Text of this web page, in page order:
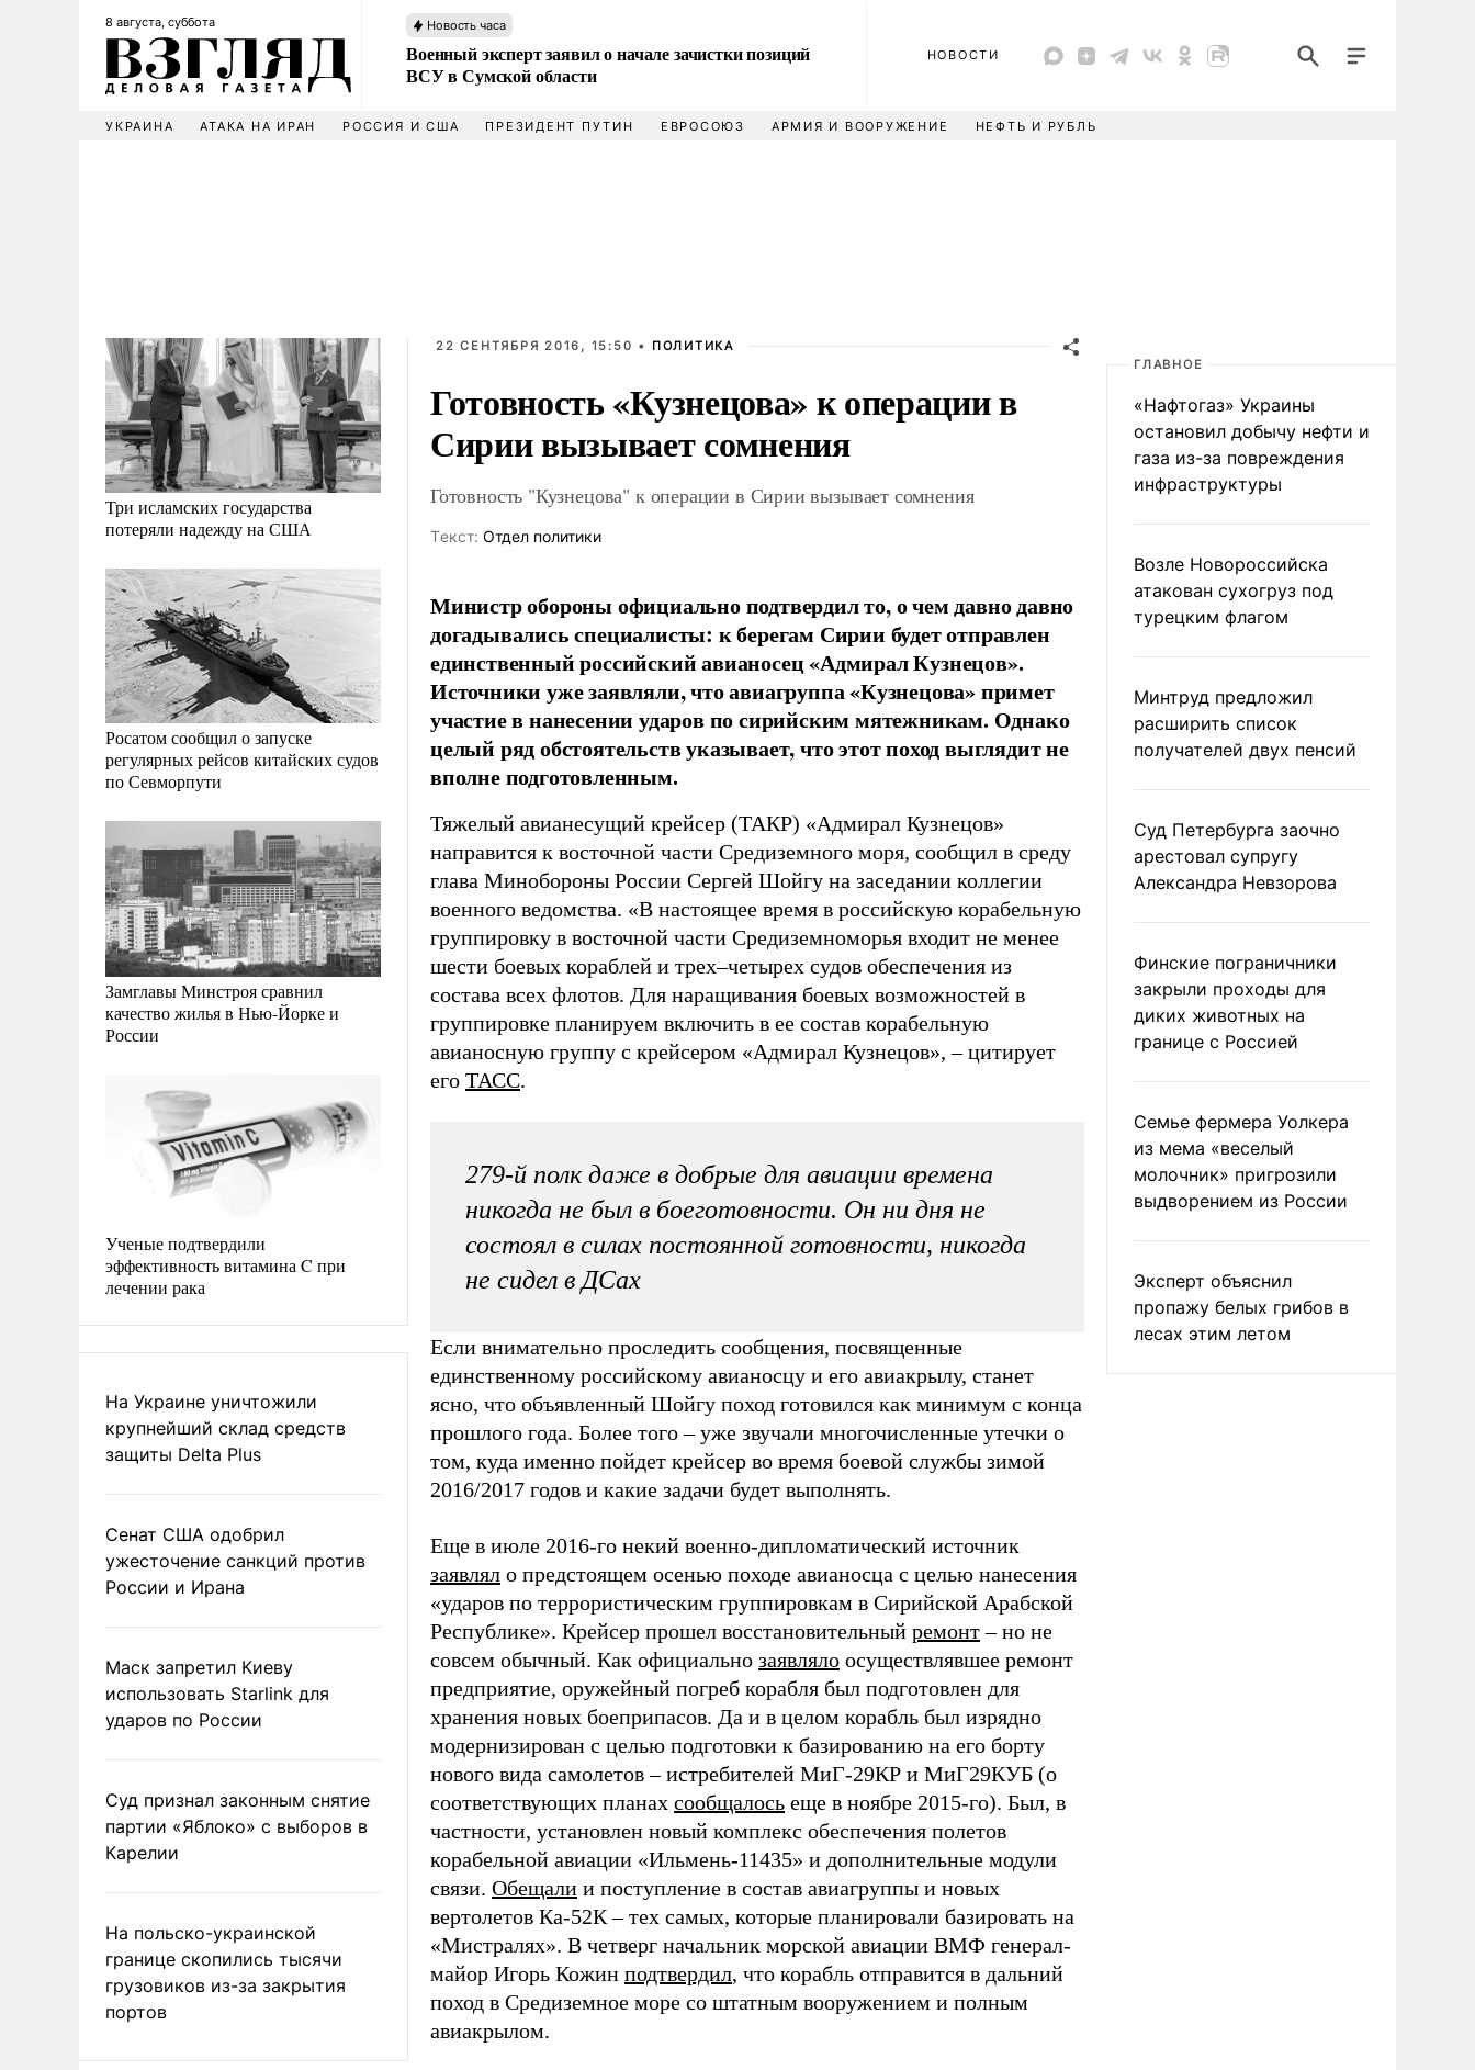
8 августа, суббота Новость часа
Военный эксперт заявил о начале зачистки позиций
ВСУ в Сумской области
НОВОСТИ
УКРАИНА АТАКА НА ИРАН РОССИЯ И США ПРЕЗИДЕНТ ПУТИН ЕВРОСОЮЗ АРМИЯ И ВООРУЖЕНИЕ НЕФТЬ И РУБЛЬ
Три исламских государства
потеряли надежду на США
Росатом сообщил о запуске
регулярных рейсов китайских судов
по Севморпути
Замглавы Минстроя сравнил
качество жилья в Нью-Йорке и
России
Ученые подтвердили
эффективность витамина C при
лечении рака
На Украине уничтожили
крупнейший склад средств
защиты Delta Plus
Сенат США одобрил
ужесточение санкций против
России и Ирана
Маск запретил Киеву
использовать Starlink для
ударов по России
Суд признал законным снятие
партии «Яблоко» с выборов в
Карелии
На польско-украинской
границе скопились тысячи
грузовиков из-за закрытия
портов
22 СЕНТЯБРЯ 2016, 15:50 • ПОЛИТИКА
Готовность «Кузнецова» к операции в
Сирии вызывает сомнения
Готовность "Кузнецова" к операции в Сирии вызывает сомнения
Tекст: Отдел политики
Министр обороны официально подтвердил то, о чем давно давно
догадывались специалисты: к берегам Сирии будет отправлен
единственный российский авианосец «Адмирал Кузнецов».
Источники уже заявляли, что авиагруппа «Кузнецова» примет
участие в нанесении ударов по сирийским мятежникам. Однако
целый ряд обстоятельств указывает, что этот поход выглядит не
вполне подготовленным.
Тяжелый авианесущий крейсер (ТАКР) «Адмирал Кузнецов»
направится к восточной части Средиземного моря, сообщил в среду
глава Минобороны России Сергей Шойгу на заседании коллегии
военного ведомства. «В настоящее время в российскую корабельную
группировку в восточной части Средиземноморья входит не менее
шести боевых кораблей и трех–четырех судов обеспечения из
состава всех флотов. Для наращивания боевых возможностей в
группировке планируем включить в ее состав корабельную
авианосную группу с крейсером «Адмирал Кузнецов», – цитирует
его ТАСС.
279-й полк даже в добрые для авиации времена
никогда не был в боеготовности. Он ни дня не
состоял в силах постоянной готовности, никогда
не сидел в ДСах
Если внимательно проследить сообщения, посвященные
единственному российскому авианосцу и его авиакрылу, станет
ясно, что объявленный Шойгу поход готовился как минимум с конца
прошлого года. Более того – уже звучали многочисленные утечки о
том, куда именно пойдет крейсер во время боевой службы зимой
2016/2017 годов и какие задачи будет выполнять.
Еще в июле 2016-го некий военно-дипломатический источник
заявлял о предстоящем осенью походе авианосца с целью нанесения
«ударов по террористическим группировкам в Сирийской Арабской
Республике». Крейсер прошел восстановительный ремонт– но не
совсем обычный. Как официально заявляло осуществлявшее ремонт
предприятие, оружейный погреб корабля был подготовлен для
хранения новых боеприпасов. Да и в целом корабль был изрядно
модернизирован с целью подготовки к базированию на его борту
нового вида самолетов – истребителей МиГ-29КР и МиГ29КУБ (о
соответствующих планах сообщалось еще в ноябре 2015-го). Был, в
частности, установлен новый комплекс обеспечения полетов
корабельной авиации «Ильмень-11435» и дополнительные модули
связи. Обещали и поступление в состав авиагруппы и новых
вертолетов Ка-52К – тех самых, которые планировали базировать на
«Мистралях». В четверг начальник морской авиации ВМФ генерал-
майор Игорь Кожин подтвердил, что корабль отправится в дальний
поход в Средиземное море со штатным вооружением и полным
авиакрылом.
ГЛАВНОЕ
«Нафтогаз» Украины
остановил добычу нефти и
газа из-за повреждения
инфраструктуры
Возле Новороссийска
атакован сухогруз под
турецким флагом
Минтруд предложил
расширить список
получателей двух пенсий
Суд Петербурга заочно
арестовал супругу
Александра Невзорова
Финские пограничники
закрыли проходы для
диких животных на
границе с Россией
Семье фермера Уолкера
из мема «веселый
молочник» пригрозили
выдворением из России
Эксперт объяснил
пропажу белых грибов в
лесах этим летом